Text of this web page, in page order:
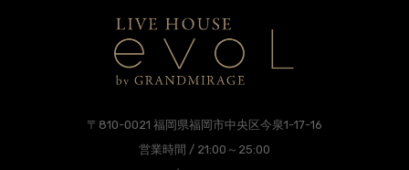
〒810-0021 福岡県福岡市中央区今泉1-17-16
営業時間 / 21:00～25:00